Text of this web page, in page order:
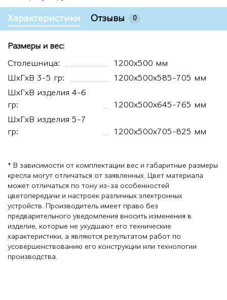
Характеристики Отзывы 0
Размеры и вес:
Столешница:
1200х500 мм
ШхГхВ 3-5 гр:
1200х500х585-705 мм
ШхГхВ изделия 4-6
гр:
1200х500х645-765 мм
ШхГхВ изделия 5-7
гр:
1200х500х705-825 мм
* В зависимости от комплектации вес и габаритные размеры
кресла могут отличаться от заявленных. Цвет материала
может отличаться по тону из-за особенностей
цветопередачи и настроек различных электронных
устройств. Производитель имеет право без
предварительного уведомления вносить изменения в
изделие, которые не ухудшают его технические
характеристики, а являются результатом работ по
усовершенствованию его конструкции или технологии
производства.